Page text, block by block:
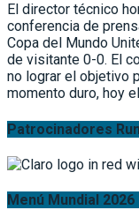
El director técnico
conferencia de
Copa del Mundo
de visitante 0-0. El
no lograr el objetivo
momento duro, hoy
Patrocinadores
Menú Mundial 2026